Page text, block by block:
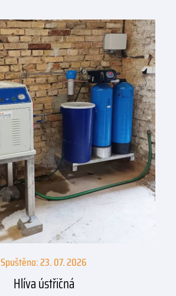
Spuštěno: 23. 07. 2026
Hlíva ústřičná